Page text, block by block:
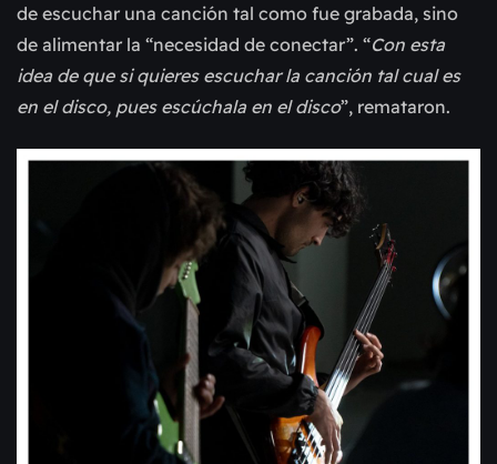
de escuchar una canción tal como fue grabada, sino
de alimentar la “necesidad de conectar”. “Con esta
idea de que si quieres escuchar la canción tal cual es
en el disco, pues escúchala en el disco”, remataron.